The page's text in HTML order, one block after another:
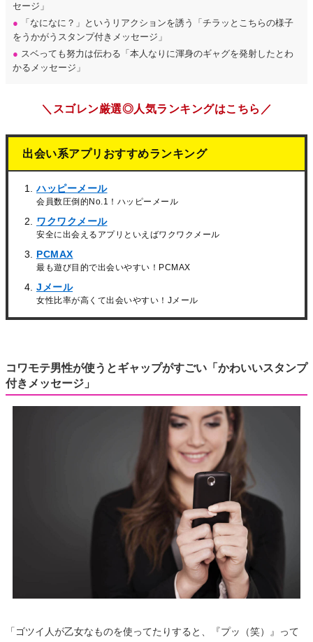
セージ」
● 「なになに？」というリアクションを誘う「チラッとこちらの様子
をうかがうスタンプ付きメッセージ」
● スベっても努力は伝わる「本人なりに渾身のギャグを発射したとわ
かるメッセージ」
＼スゴレン厳選◎人気ランキングはこちら／
出会い系アプリおすすめランキング
ハッピーメール
会員数圧倒的No.1！ハッピーメール
ワクワクメール
安全に出会えるアプリといえばワクワクメール
PCMAX
最も遊び目的で出会いやすい！PCMAX
Jメール
女性比率が高くて出会いやすい！Jメール
コワモテ男性が使うとギャップがすごい「かわいいスタンプ
付きメッセージ」
「ゴツイ人が乙女なものを使ってたりすると、『プッ（笑）』って